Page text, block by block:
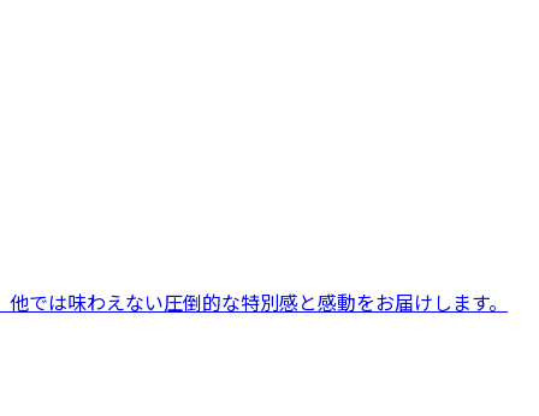
では味わえない圧倒的な特別感と感動をお届けします。